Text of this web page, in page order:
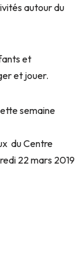
autour du
et
et jouer.
semaine
du Centre
22 mars 2019